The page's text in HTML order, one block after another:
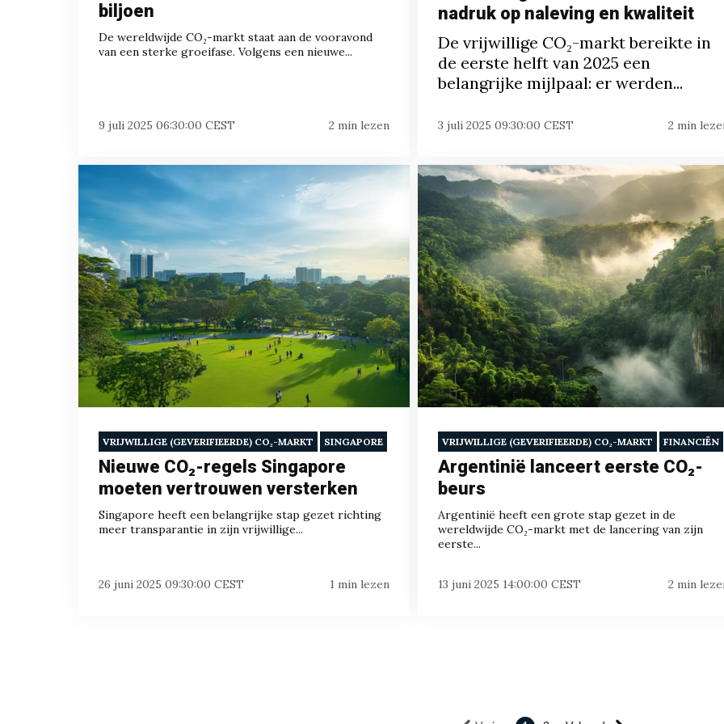
biljoen
De wereldwijde CO₂-markt staat aan de vooravond
van een sterke groeifase. Volgens een nieuwe...
9 juli 2025 06:30:00 CEST 2 min lezen
nadruk op naleving en kwaliteit
De vrijwillige CO₂-markt bereikte in
de eerste helft van 2025 een
belangrijke mijlpaal: er werden...
3 juli 2025 09:30:00 CEST 2 min
VRIJWILLIGE (GEVERIFIEERDE) CO₂-MARKT SINGAPORE
Nieuwe CO₂-regels Singapore
moeten vertrouwen versterken
Singapore heeft een belangrijke stap gezet richting
meer transparantie in zijn vrijwillige...
26 juni 2025 09:30:00 CEST 1 min lezen
VRIJWILLIGE (GEVERIFIEERDE) CO₂-MARKT FINANCIËN
Argentinië lanceert eerste CO₂-
beurs
Argentinië heeft een grote stap gezet in de
wereldwijde CO₂-markt met de lancering van zijn
eerste...
13 juni 2025 14:00:00 CEST 2 min